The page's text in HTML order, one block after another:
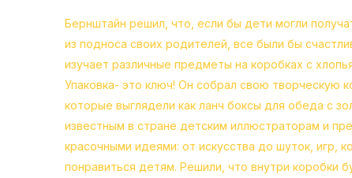
Бернштайн решил, что, если бы дети могли
из подноса своих родителей, все были бы
изучает различные предметы на коробках с
Упаковка- это ключ! Он собрал свою творческую
которые выглядели как ланч боксы для обеда с
известным в стране детским иллюстраторам и
красочными идеями: от искусства до шуток, игр,
понравиться детям. Решили, что внутри коробки